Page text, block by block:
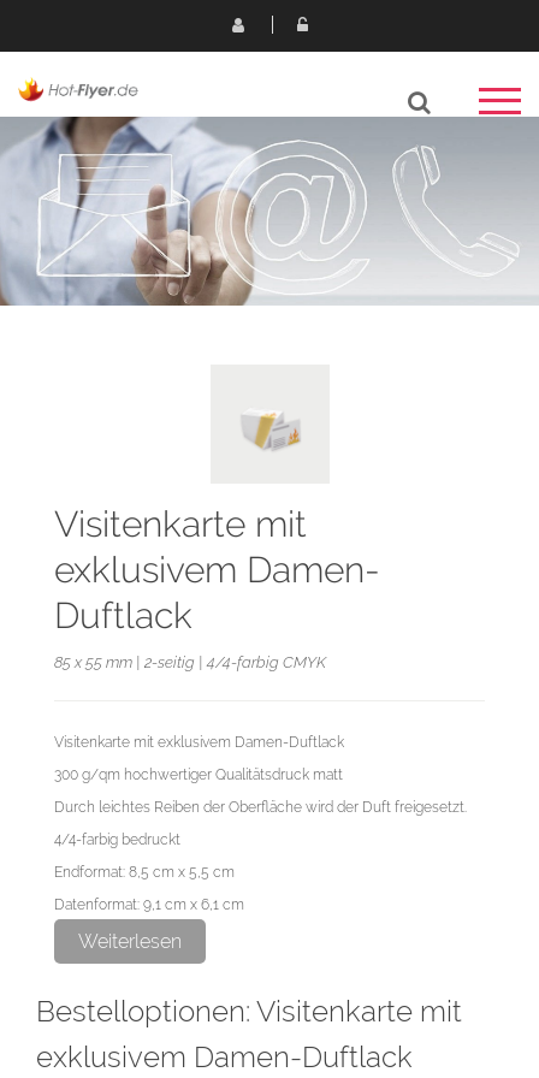
Visitenkarte mit
exklusivem Damen-
Duftlack
85 x 55 mm | 2-seitig | 4/4-farbig CMYK
Visitenkarte mit exklusivem Damen-Duftlack
300 g/qm hochwertiger Qualitätsdruck matt
Durch leichtes Reiben der Oberfläche wird der Duft freigesetzt.
4/4-farbig bedruckt
Endformat: 8,5 cm x 5,5 cm
Datenformat: 9,1 cm x 6,1 cm
Zeitfenster kann sich je nach Witterung und Sonneneinstrahlung
Weiterlesen
Bestelloptionen: Visitenkarte mit
exklusivem Damen-Duftlack